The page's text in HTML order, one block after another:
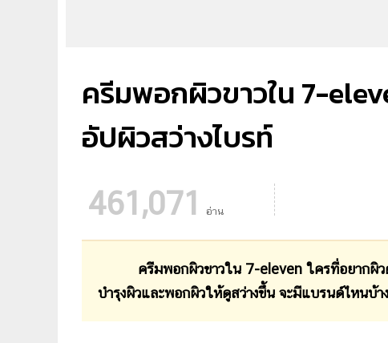
ครีมพอกผิวขาวใน 7-
อัปผิวสว่างไบรท์
461,071 อ่าน
ครีมพอกผิวขาวใน 7-eleven ใครที่อยากผิวดูส
บำรุงผิวและพอกผิวให้ดูสว่างขึ้น จะมีแบรนด์ไหนบ้